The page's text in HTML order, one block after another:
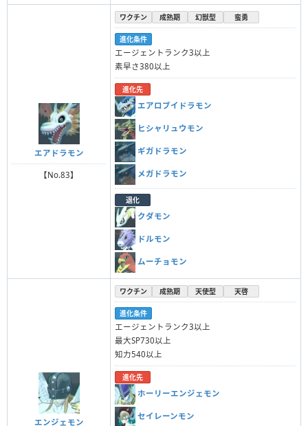
エアドラモン
【No.83】
ワクチン 成熟期 幻獣型 蛮勇
進化条件
エージェントランク3以上
素早さ380以上
進化先
エアロブイドラモン
ヒシャリュウモン
ギガドラモン
メガドラモン
退化
クダモン
ドルモン
ムーチョモン
エンジェモン
ワクチン 成熟期 天使型 天啓
進化条件
エージェントランク3以上
最大SP730以上
知力540以上
進化先
ホーリーエンジェモン
セイレーンモン